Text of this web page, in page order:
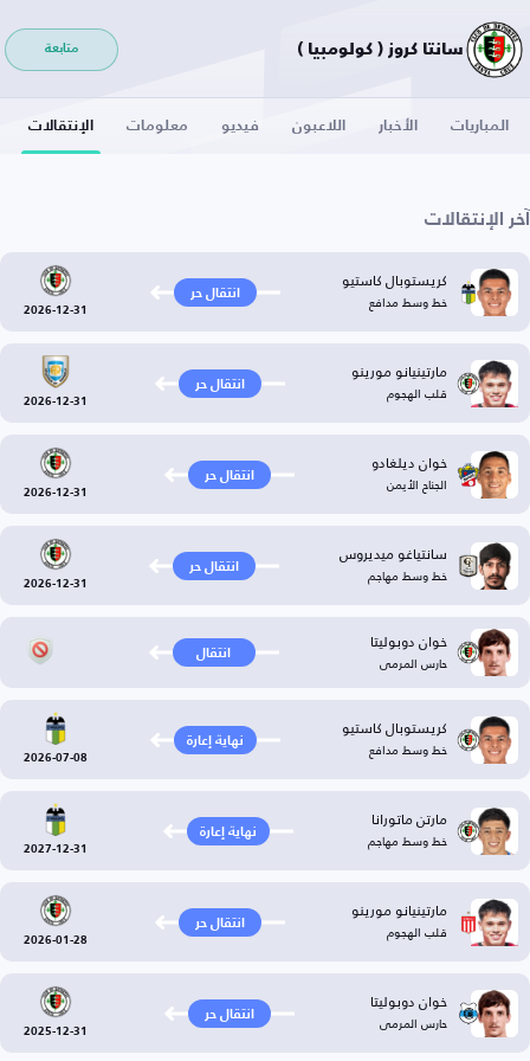
سانتا كروز ( كولومبيا ) متابعة
المباريات الأخبار اللاعبون فيديو معلومات الإنتقالات
آخر الإنتقالات
كريستوبال كاستيو
خط وسط مدافع انتقال حر
2026-12-31
مارتينيانو مورينو
قلب الهجوم انتقال حر
2026-12-31
خوان ديلغادو
الجناح الأيمن انتقال حر
2026-12-31
سانتياغو ميديروس
خط وسط مهاجم انتقال حر
2026-12-31
خوان دوبوليتا
حارس المرمى انتقال
كريستوبال كاستيو
خط وسط مدافع نهاية إعارة
2026-07-08
مارتن ماتورانا
خط وسط مهاجم نهاية إعارة
2027-12-31
مارتينيانو مورينو
قلب الهجوم انتقال حر
2026-01-28
خوان دوبوليتا
حارس المرمى انتقال حر
2025-12-31